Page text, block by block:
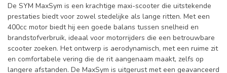
De SYM MaxSym is een krachtige maxi-scooter die uitstekende
prestaties biedt voor zowel stedelijke als lange ritten. Met een
400cc motor biedt hij een goede balans tussen snelheid en
brandstofverbruik, ideaal voor motorrijders die een betrouwbare
scooter zoeken. Het ontwerp is aerodynamisch, met een ruime zit
en comfortabele vering die de rit aangenaam maakt, zelfs op
langere afstanden. De MaxSym is uitgerust met een geavanceerd